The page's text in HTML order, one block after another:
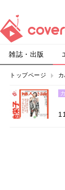
雑誌・出版
トップページ